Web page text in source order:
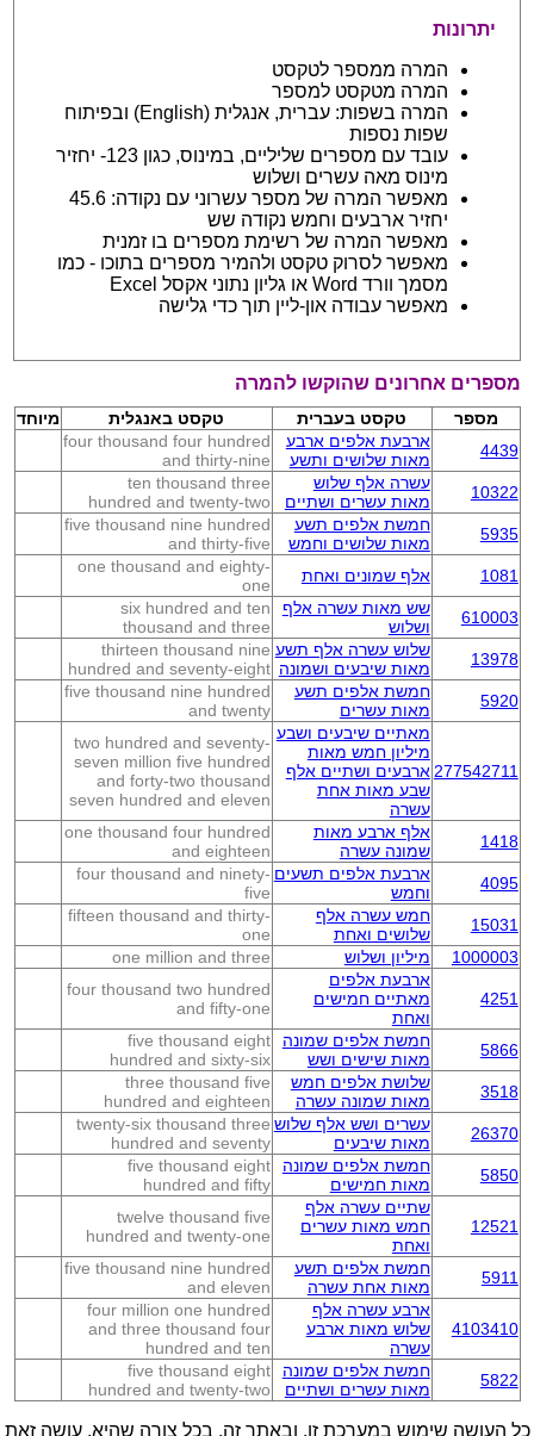
יתרונות
המרה ממספר לטקסט
המרה מטקסט למספר
המרה בשפות: עברית, אנגלית (English) ובפיתוח
שפות נספות
עובד עם מספרים שליליים, במינוס, כגון 123- יחזיר
מינוס מאה עשרים ושלוש
מאפשר המרה של מספר עשרוני עם נקודה: 45.6
יחזיר ארבעים וחמש נקודה שש
מאפשר המרה של רשימת מספרים בו זמנית
מאפשר לסרוק טקסט ולהמיר מספרים בתוכו - כמו
מסמך וורד Word או גליון נתוני אקסל Excel
מאפשר עבודה און-ליין תוך כדי גלישה
מספרים אחרונים שהוקשו להמרה
מספר טקסט בעברית טקסט באנגלית
מיוחד
4439
ארבעת אלפים ארבע
מאות שלושים ותשע
four thousand four hundred
and thirty-nine
10322
עשרה אלף שלוש
מאות עשרים ושתיים
ten thousand three
hundred and twenty-two
5935
חמשת אלפים תשע
מאות שלושים וחמש
five thousand nine hundred
and thirty-five
1081
אלף שמונים ואחת
one thousand and eighty-
one
610003
שש מאות עשרה אלף
ושלוש
six hundred and ten
thousand and three
13978
שלוש עשרה אלף תשע
מאות שיבעים ושמונה
thirteen thousand nine
hundred and seventy-eight
5920
חמשת אלפים תשע
מאות עשרים
five thousand nine hundred
and twenty
277542711
מאתיים שיבעים ושבע
מיליון חמש מאות
ארבעים ושתיים אלף
שבע מאות אחת
עשרה
two hundred and seventy-
seven million five hundred
and forty-two thousand
seven hundred and eleven
1418
אלף ארבע מאות
שמונה עשרה
one thousand four hundred
and eighteen
4095
ארבעת אלפים תשעים
וחמש
four thousand and ninety-
five
15031
חמש עשרה אלף
שלושים ואחת
fifteen thousand and thirty-
one
1000003
מיליון ושלוש one million and three
4251
ארבעת אלפים
מאתיים חמישים
ואחת
four thousand two hundred
and fifty-one
5866
חמשת אלפים שמונה
מאות שישים ושש
five thousand eight
hundred and sixty-six
3518
שלושת אלפים חמש
מאות שמונה עשרה
three thousand five
hundred and eighteen
26370
עשרים ושש אלף שלוש
מאות שיבעים
twenty-six thousand three
hundred and seventy
5850
חמשת אלפים שמונה
מאות חמישים
five thousand eight
hundred and fifty
12521
שתיים עשרה אלף
חמש מאות עשרים
ואחת
twelve thousand five
hundred and twenty-one
5911
חמשת אלפים תשע
מאות אחת עשרה
five thousand nine hundred
and eleven
4103410
ארבע עשרה אלף
שלוש מאות ארבע
עשרה
four million one hundred
and three thousand four
hundred and ten
5822
חמשת אלפים שמונה
מאות עשרים ושתיים
five thousand eight
hundred and twenty-two
כל העושה שימוש במערכת זו, ובאתר זה, בכל צורה שהיא, עושה זאת